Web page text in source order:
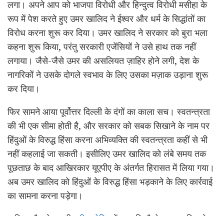
लगा। अपने आप को भाजपा विरोधी और हिन्दुत्व विरोधी मसीहा के
रूप में पेश करते हुए उमर खालिद ने ईश्वर और धर्म के सिद्धांतों का
विरोध करना शुरू कर दिया। उमर खालिद ने सरकार को बुरा भला
कहना शुरू किया, परंतु सरकारी एजेंसियों ने उसे हाथ तक नहीं
लगाया। जैसे-जैसे उमर की असलियत ज़ाहिर होने लगी, देश के
नागरिकों ने उसके दोगले स्वभाव के लिए उसका मज़ाक उड़ाना शुरू
कर दिया।
फिर सामने आया पूर्वोत्तर दिल्ली के दंगों का काला सच। स्वतन्त्रता
की भी एक सीमा होती है, और सरकार को सबक सिखाने के नाम पर
हिंदुओं के विरुद्ध हिंसा करना अभिव्यक्ति की स्वतन्त्रता कहीं से भी
नहीं कहलाई जा सकती। इसीलिए उमर खालिद को लंबे समय तक
पूछताछ के बाद आखिरकार यूएपीए के अंतर्गत हिरासत में लिया गया।
अब उमर खालिद को हिंदुओं के विरुद्ध हिंसा भड़काने के लिए कार्रवाई
का सामना करना पड़ेगा।